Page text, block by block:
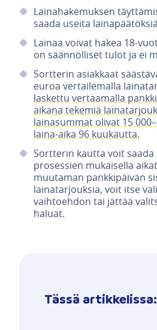
Lainahakemuksen
saada useita
Lainaa voivat hakea 18-
on säännölliset tulot ja ei
Sortterin asiakkaat
euroa vertailemalla
laskettu vertaamalla
aikana tekemiä
lainasummat olivat 15
laina-aika 96 kuukautta.
Sortterin kautta voit saada
prosessien mukaisella
muutaman pankkipäivän
lainatarjouksia, voit itse
vaihtoehdon tai jättää
haluat.
Tässä artikkelissa: